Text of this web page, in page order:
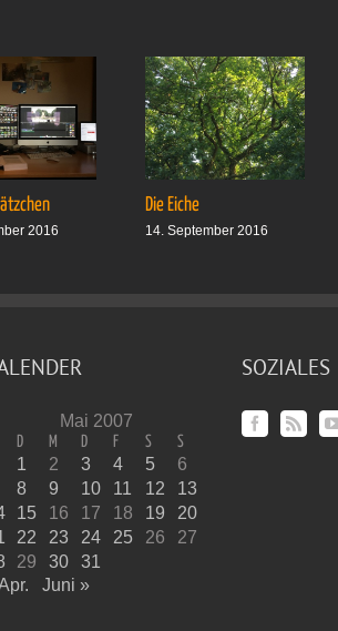
2016
Die Eiche
14. September 2016
Mai 2007
D M D F S S
1 2 3 4 5
6
8 9 10 11 12
13
15 16 17 18 19
20
22 23 24 25 26
27
29 30
31
Juni »
SOZIALES